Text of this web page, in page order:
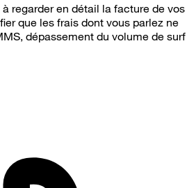
regarder en détail la facture de vos
que les frais dont vous parlez ne
dépassement du volume de surf